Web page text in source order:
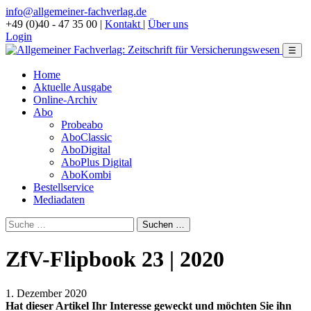
info@allgemeiner-fachverlag.de
+49 (0)40 - 47 35 00 | Kontakt | Über uns
Login
☰
Home
Aktuelle Ausgabe
Online-Archiv
Abo
Probeabo
AboClassic
AboDigital
AboPlus Digital
AboKombi
Bestellservice
Mediadaten
ZfV-Flipbook 23 | 2020
1. Dezember 2020
Hat dieser Artikel Ihr Interesse geweckt und möchten Sie ihn